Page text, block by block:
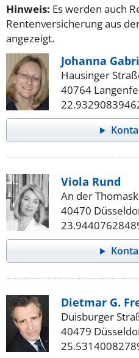
Hinweis: Es werden auch
Rentenversicherung aus
angezeigt.
Johanna
Hausinger
40764
Viola Rund
An der
40470
Dietmar G.
Duisburger
40479